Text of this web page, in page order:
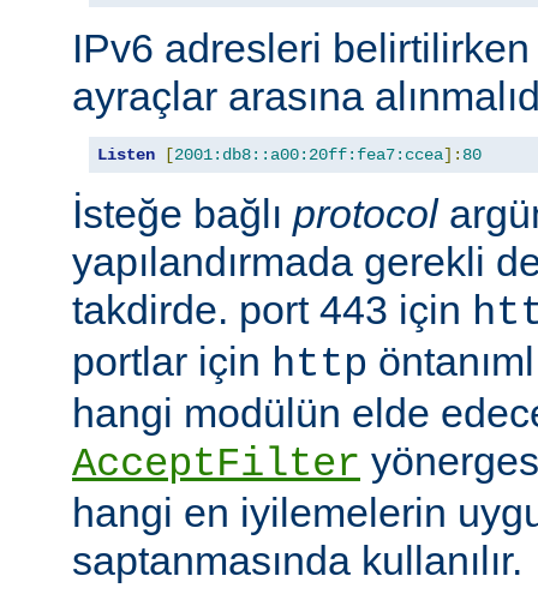
IPv6 adresleri
ayraçlar arasına
Listen [2001:db8::a00:20ff:fea7:ccea]: 80
İsteğe bağlı protocol
yapılandırmada gerekli
takdirde. port 443 için
portlar için http
hangi modülün elde
AcceptFilter
hangi en iyilemelerin
saptanmasında kullanılır.